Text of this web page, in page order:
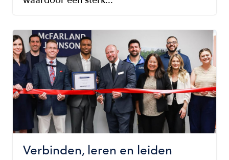
Image
Verbinden, leren en leiden